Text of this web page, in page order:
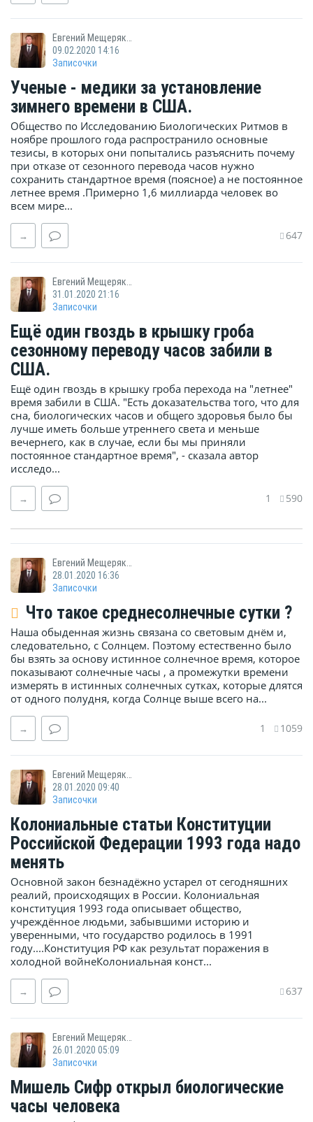
Евгений Мещеряков
09.02.2020 14:16
Записочки
Ученые - медики за установление
зимнего времени в США.
Общество по Исследованию Биологических Ритмов в
ноябре прошлого года распространило основные
тезисы, в которых они попытались разъяснить почему
при отказе от сезонного перевода часов нужно
сохранить стандартное время (поясное) а не постоянное
летнее время .Примерно 1,6 миллиарда человек во
всем мире...
→ 647
Евгений Мещеряков
31.01.2020 21:16
Записочки
Ещё один гвоздь в крышку гроба
сезонному переводу часов забили в
США.
Ещё один гвоздь в крышку гроба перехода на "летнее"
время забили в США. "Есть доказательства того, что для
сна, биологических часов и общего здоровья было бы
лучше иметь больше утреннего света и меньше
вечернего, как в случае, если бы мы приняли
постоянное стандартное время", - сказала автор
исследо...
→ 1 590
Евгений Мещеряков
28.01.2020 16:36
Записочки
Что такое среднесолнечные сутки ?
Наша обыденная жизнь связана со световым днём и,
следовательно, с Солнцем. Поэтому естественно было
бы взять за основу истинное солнечное время, которое
показывают солнечные часы , а промежутки времени
измерять в истинных солнечных сутках, которые длятся
от одного полудня, когда Солнце выше всего на...
→ 1 1059
Евгений Мещеряков
28.01.2020 09:40
Записочки
Колониальные статьи Конституции
Российской Федерации 1993 года надо
менять
Основной закон безнадёжно устарел от сегодняшних
реалий, происходящих в России. Колониальная
конституция 1993 года описывает общество,
учреждённое людьми, забывшими историю и
уверенными, что государство родилось в 1991
году....Конституция РФ как результат поражения в
холодной войнеКолониальная конст...
→ 637
Евгений Мещеряков
26.01.2020 05:09
Записочки
Мишель Сифр открыл биологические
часы человека